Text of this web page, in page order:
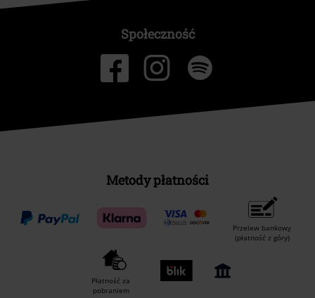
Społeczność
Metody płatności
Przelew bankowy
(płatność z góry)
Płatność za
pobraniem